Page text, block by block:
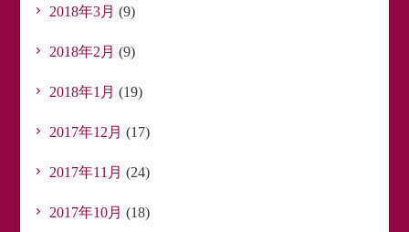
2018年3月 (9)
2018年2月 (9)
2018年1月 (19)
2017年12月 (17)
2017年11月 (24)
2017年10月 (18)